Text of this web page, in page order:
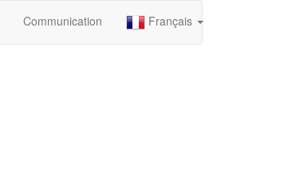
Communication Français